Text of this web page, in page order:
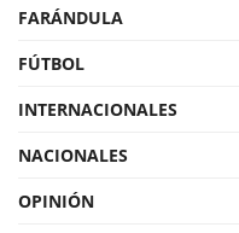
FARÁNDULA
FÚTBOL
INTERNACIONALES
NACIONALES
OPINIÓN